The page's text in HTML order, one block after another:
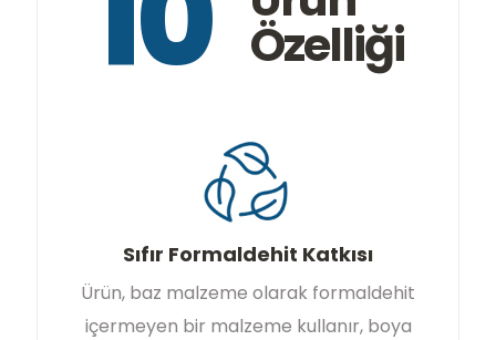
Özelliği
Sıfır Formaldehit Katkısı
Ürün, baz malzeme olarak formaldehit
içermeyen bir malzeme kullanır, boya